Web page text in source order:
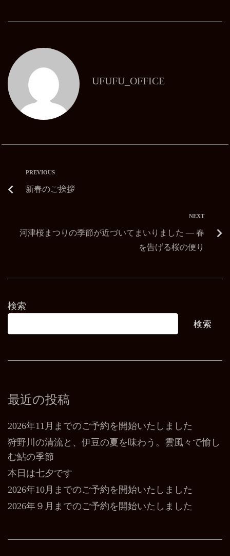
UFUFU_OFFICE
PREVIOUS
新春のご挨拶
NEXT
河津桜まつりの季節が近づいてまいりました ― 春
を告げる桜の便り
検索
検索
最近の投稿
2026年11月までのご予約を開始いたしました
狩野川の清流と、伊豆の夏を味わう。雲風々で愉し
む鮎の季節
本日は七夕です
2026年10月までのご予約を開始いたしました
2026年９月までのご予約を開始いたしました